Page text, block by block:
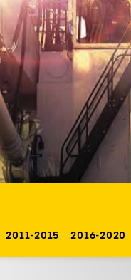
Карьера в
2011-2015 2016-2020